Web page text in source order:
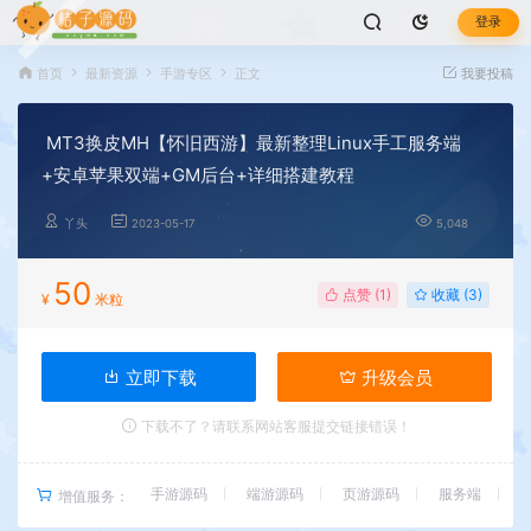
登录
首页 最新资源 手游专区 正文 我要投稿
MT3换皮MH【怀旧西游】最新整理Linux手工服务端
+安卓苹果双端+GM后台+详细搭建教程
丫头 2023-05-17 5,048
¥ 50 米粒 点赞 (1) 收藏 (3)
立即下载 升级会员
下载不了？请联系网站客服提交链接错误！
增值服务： 手游源码 端游源码 页游源码 服务端